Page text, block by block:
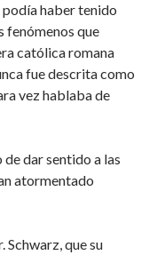
podía haber tenido
fenómenos que
católica romana
fue descrita como
vez hablaba de
dar sentido a las
atormentado
Schwarz, que su